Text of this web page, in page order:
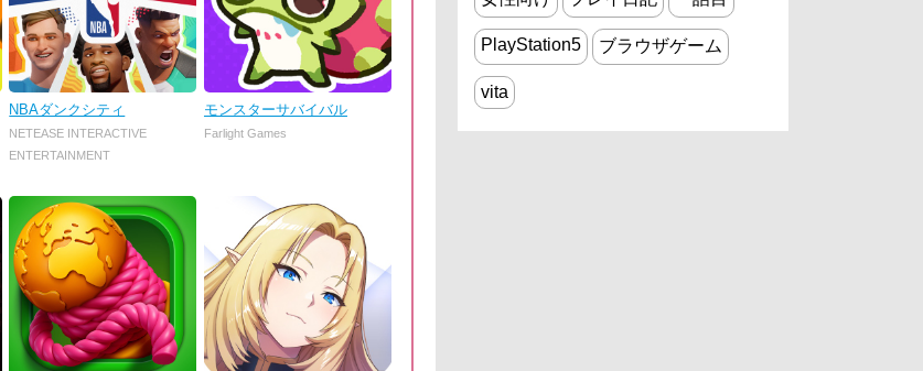
NBAダンクシティ
NETEASE INTERACTIVE
ENTERTAINMENT
モンスターサバイバル
Farlight Games
PlayStation5 ブラウザゲーム
vita